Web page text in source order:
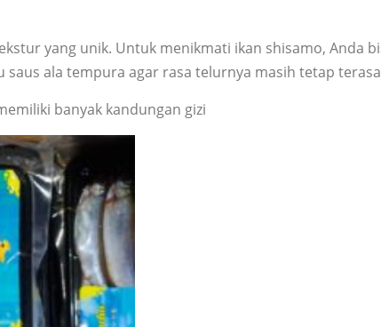
yang unik. Untuk menikmati ikan shisamo, Anda
saus ala tempura agar rasa telurnya masih tetap
banyak kandungan gizi